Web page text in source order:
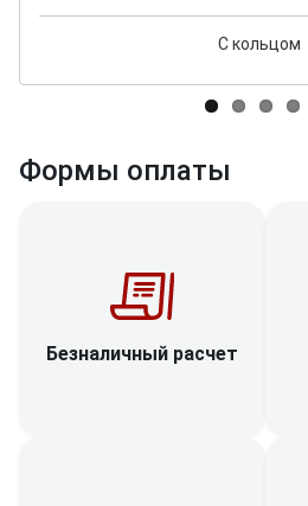
С кольцом
Формы оплаты
Безналичный расчет